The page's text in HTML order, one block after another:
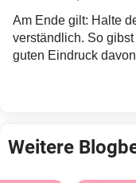
Am Ende gilt: Halte
verständlich. So
guten Eindruck
Weitere